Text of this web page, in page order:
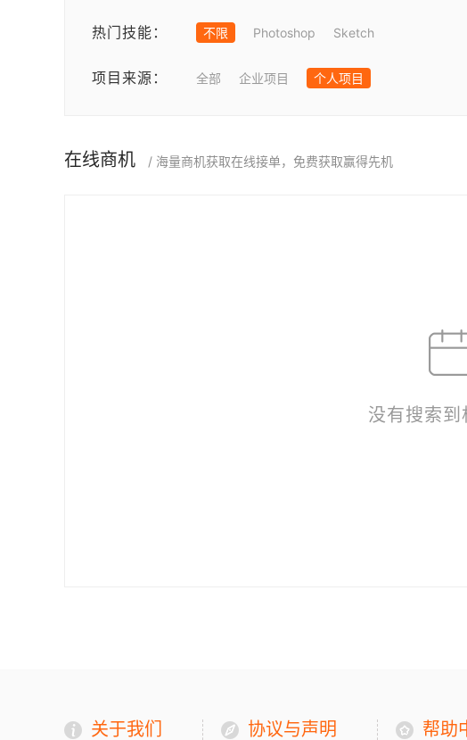
热门技能： 不限 Photoshop Sketch
项目来源： 全部 企业项目 个人项目
在线商机 / 海量商机获取在线接单，免费获取赢得先机
没有搜索到
关于我们 协议与声明 帮助